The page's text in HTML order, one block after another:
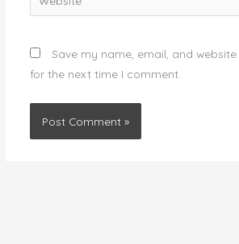
Save my name, email, and
for the next time I comment.